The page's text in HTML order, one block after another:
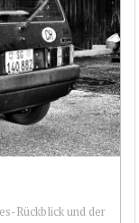
Rückblick und der